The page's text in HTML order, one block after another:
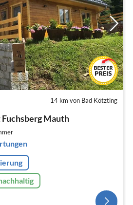
14 km von Bad Kötzting
Mauth